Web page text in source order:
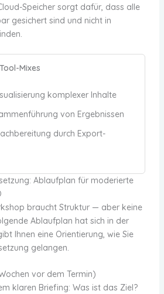
Speicher sorgt dafür, dass alle
gesichert sind und nicht in
Mixes
komplexer Inhalte
von Ergebnissen
durch Export-
Ablaufplan für moderierte
braucht Struktur — aber keine
Ablaufplan hat sich in der
Ihnen eine Orientierung, wie Sie
gelangen.
vor dem Termin)
klaren Briefing: Was ist das Ziel?